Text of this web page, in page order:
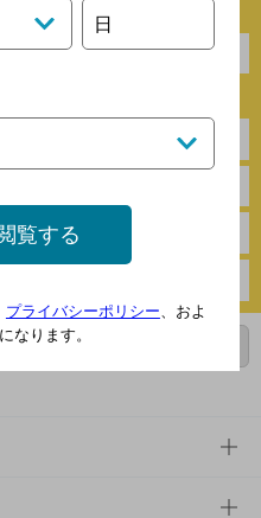
さっぱり
日
覧する
プライバシーポリシー、およ
なります。